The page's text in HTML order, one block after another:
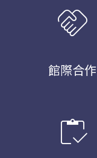
handshake
館際合作
inventory